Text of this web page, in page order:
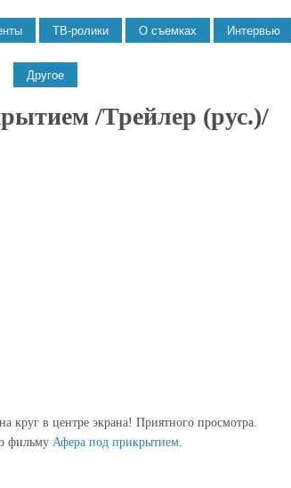
/Трейлер (рус.)/
круг в центре экрана! Приятного просмотра.
фильму Афера под прикрытием.